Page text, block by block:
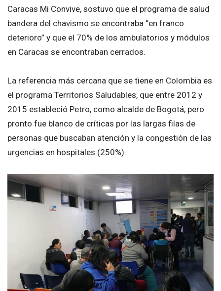
Caracas Mi Convive, sostuvo que el programa de salud
bandera del chavismo se encontraba “en franco
deterioro” y que el 70% de los ambulatorios y módulos
en Caracas se encontraban cerrados.
La referencia más cercana que se tiene en Colombia es
el programa Territorios Saludables, que entre 2012 y
2015 estableció Petro, como alcalde de Bogotá, pero
pronto fue blanco de críticas por las largas filas de
personas que buscaban atención y la congestión de las
urgencias en hospitales (250%).